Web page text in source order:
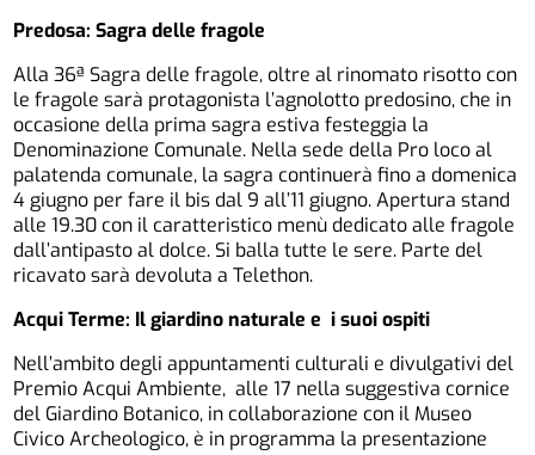
Predosa: Sagra delle fragole
Alla 36ª Sagra delle fragole, oltre al rinomato risotto con
le fragole sarà protagonista l’agnolotto predosino, che in
occasione della prima sagra estiva festeggia la
Denominazione Comunale. Nella sede della Pro loco al
palatenda comunale, la sagra continuerà fino a domenica
4 giugno per fare il bis dal 9 all’11 giugno. Apertura stand
alle 19.30 con il caratteristico menù dedicato alle fragole
dall’antipasto al dolce. Si balla tutte le sere. Parte del
ricavato sarà devoluta a Telethon.
Acqui Terme: Il giardino naturale e i suoi ospiti
Nell’ambito degli appuntamenti culturali e divulgativi del
Premio Acqui Ambiente, alle 17 nella suggestiva cornice
del Giardino Botanico, in collaborazione con il Museo
Civico Archeologico, è in programma la presentazione